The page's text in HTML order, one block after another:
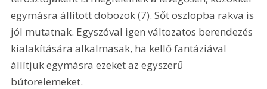
egymásra állított dobozok (7). Sőt oszlopba rakva is
jól mutatnak. Egyszóval igen változatos berendezés
kialakítására alkalmasak, ha kellő fantáziával
állítjuk egymásra ezeket az egyszerű
bútorelemeket.